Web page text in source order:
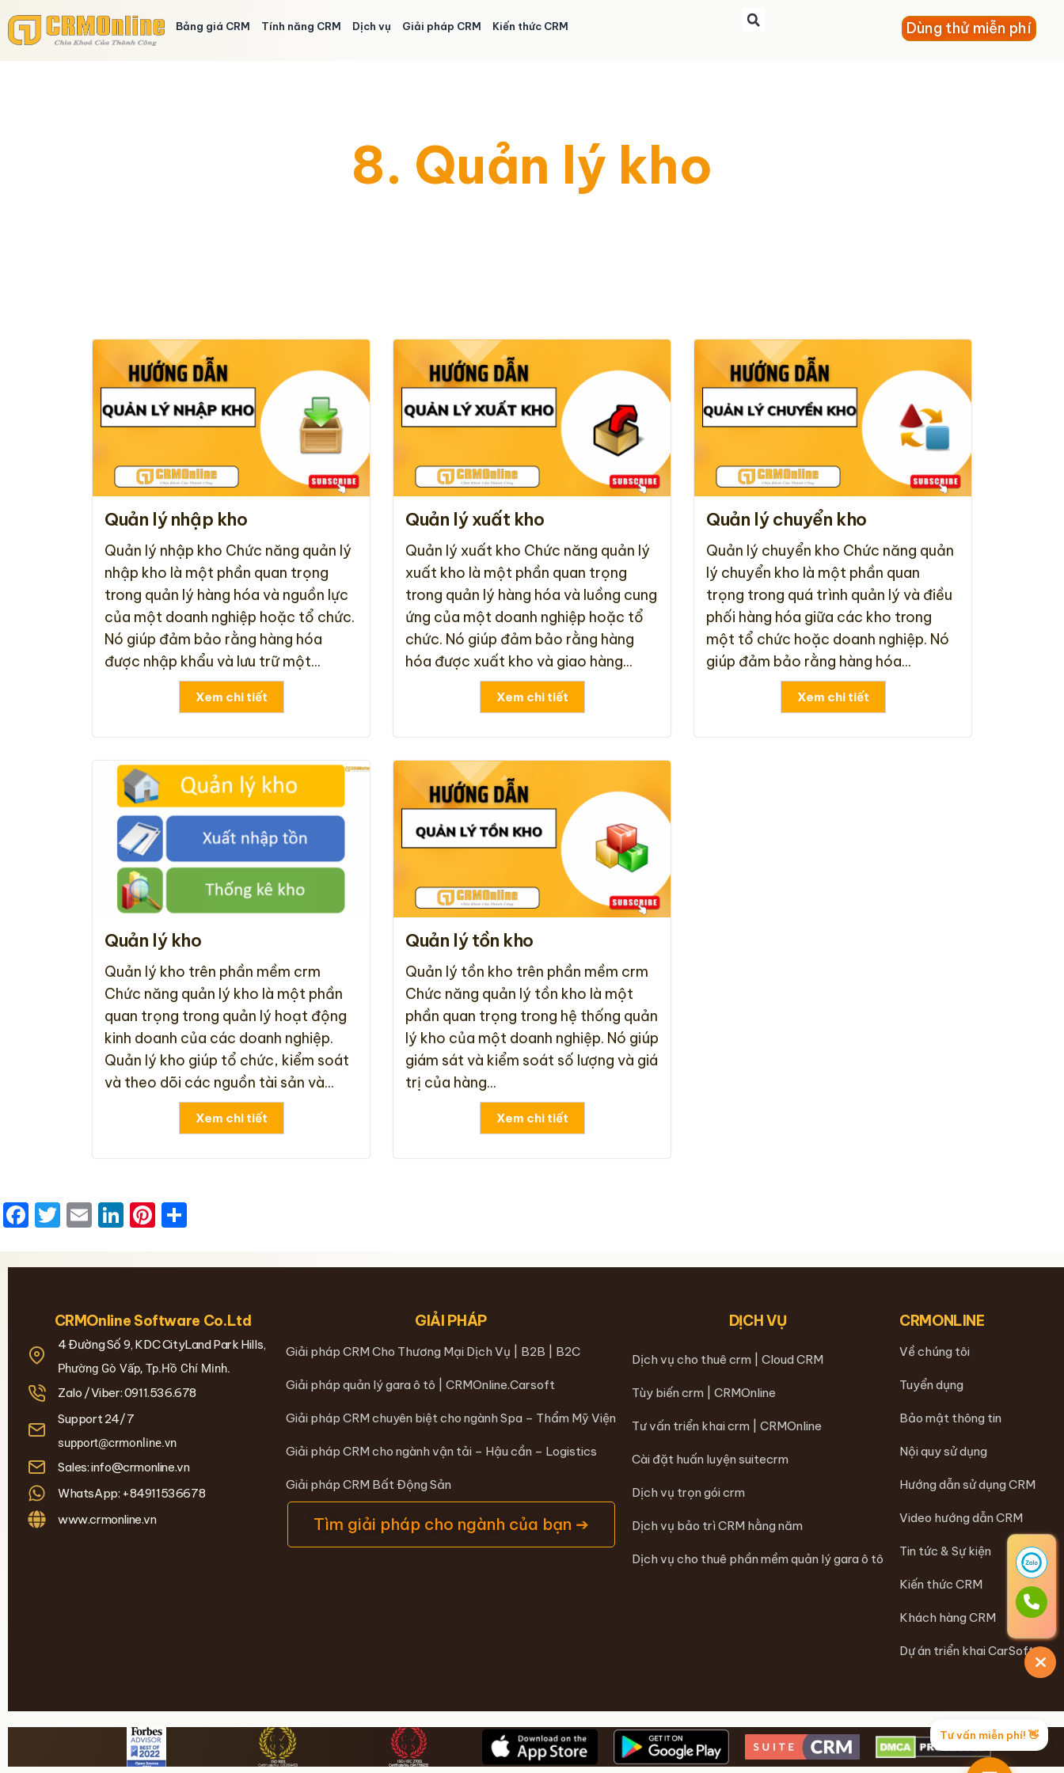
Bảng giá CRM Tính năng CRM Dịch vụ Giải pháp CRM Kiến thức CRM Dùng thử miễn phí
8. Quản lý kho
Quản lý nhập kho
Quản lý nhập kho Chức năng quản lý
nhập kho là một phần quan trọng
trong quản lý hàng hóa và nguồn lực
của một doanh nghiệp hoặc tổ chức.
Nó giúp đảm bảo rằng hàng hóa
được nhập khẩu và lưu trữ một...
Xem chi tiết
Quản lý xuất kho
Quản lý xuất kho Chức năng quản lý
xuất kho là một phần quan trọng
trong quản lý hàng hóa và luồng cung
ứng của một doanh nghiệp hoặc tổ
chức. Nó giúp đảm bảo rằng hàng
hóa được xuất kho và giao hàng...
Xem chi tiết
Quản lý chuyển kho
Quản lý chuyển kho Chức năng quản
lý chuyển kho là một phần quan
trọng trong quá trình quản lý và điều
phối hàng hóa giữa các kho trong
một tổ chức hoặc doanh nghiệp. Nó
giúp đảm bảo rằng hàng hóa...
Xem chi tiết
Quản lý kho
Quản lý kho trên phần mềm crm
Chức năng quản lý kho là một phần
quan trọng trong quản lý hoạt động
kinh doanh của các doanh nghiệp.
Quản lý kho giúp tổ chức, kiểm soát
và theo dõi các nguồn tài sản và...
Xem chi tiết
Quản lý tồn kho
Quản lý tồn kho trên phần mềm crm
Chức năng quản lý tồn kho là một
phần quan trọng trong hệ thống quản
lý kho của một doanh nghiệp. Nó giúp
giám sát và kiểm soát số lượng và giá
trị của hàng...
Xem chi tiết
Facebook
Twitter
EmailLinkedIn
Pinterest
CRMOnline Software Co.Ltd
4 Đường Số 9, KDC CityLand Park Hills,
Phường Gò Vấp, Tp.Hồ Chí Minh.
Zalo /Viber: 0911.536.678
Support 24/7
support@crmonline.vn
Sales: info@crmonline.vn
WhatsApp: +84911536678
www.crmonline.vn
GIẢI PHÁP
Giải pháp CRM Cho Thương Mại Dịch Vụ | B2B | B2C
Giải pháp quản lý gara ô tô | CRMOnline.Carsoft
Giải pháp CRM chuyên biệt cho ngành Spa – Thẩm Mỹ Viện
Giải pháp CRM cho ngành vận tải – Hậu cần – Logistics
Giải pháp CRM Bất Động Sản
Tìm giải pháp cho ngành của bạn ➔
DỊCH VỤ
Dịch vụ cho thuê crm | Cloud CRM
Tùy biến crm | CRMOnline
Tư vấn triển khai crm | CRMOnline
Cài đặt huấn luyện suitecrm
Dịch vụ trọn gói crm
Dịch vụ bảo trì CRM hằng năm
Dịch vụ cho thuê phần mềm quản lý gara ô tô
CRMONLINE
Về chúng tôi
Tuyển dụng
Bảo mật thông tin
Nội quy sử dụng
Hướng dẫn sử dụng CRM
Video hướng dẫn CRM
Tin tức & Sự kiện
Kiến thức CRM
Khách hàng CRM
Dự án triển khai CarSoft
Tư vấn miễn phí! 👋